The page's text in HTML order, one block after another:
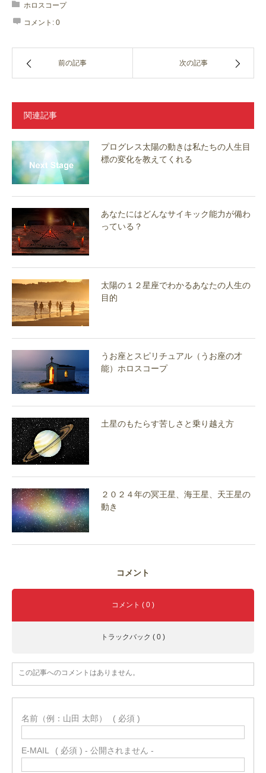
ホロスコープ
コメント: 0
前の記事 次の記事
関連記事
プログレス太陽の動きは私たちの人生目
標の変化を教えてくれる
あなたにはどんなサイキック能力が備わ
っている？
太陽の１２星座でわかるあなたの人生の
目的
うお座とスピリチュアル（うお座の才
能）ホロスコープ
土星のもたらす苦しさと乗り越え方
２０２４年の冥王星、海王星、天王星の
動き
コメント
コメント ( 0 )
トラックバック ( 0 )
この記事へのコメントはありません。
名前（例：山田 太郎） ( 必須 )
E-MAIL ( 必須 ) - 公開されません -